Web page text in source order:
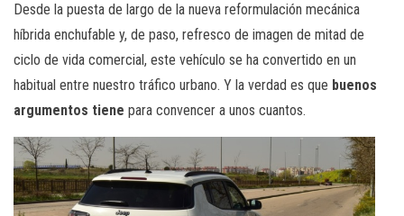
Desde la puesta de largo de la nueva reformulación mecánica
híbrida enchufable y, de paso, refresco de imagen de mitad de
ciclo de vida comercial, este vehículo se ha convertido en un
habitual entre nuestro tráfico urbano. Y la verdad es que buenos
argumentos tiene para convencer a unos cuantos.